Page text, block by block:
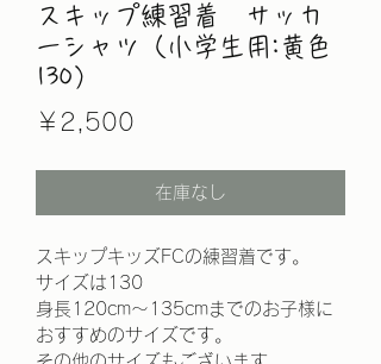
スキップ練習着 サッカ
ーシャツ（小学生用:黄色
130）
￥2,500
在庫なし
スキップキッズFCの練習着です。
サイズは130
身長120cm～135cmまでのお子様に
おすすめのサイズです。